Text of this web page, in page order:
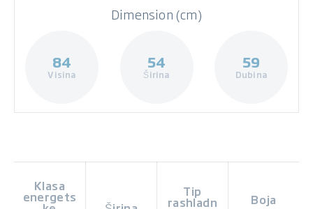
Dimension (cm)
84
Visina
54
Širina
59
Dubina
Klasa
energets Tip
rashladn Boja